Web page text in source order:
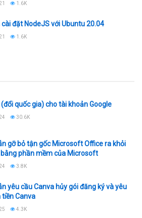
1.6K
cài đặt NodeJS với Ubuntu 20.04
1.6K
quốc gia) cho tài khoản Google
30.6K
gỡ bỏ tận gốc Microsoft Office ra khỏi
phần mềm của Microsoft
3.8K
yêu cầu Canva hủy gói đăng ký và yêu
tiền Canva
4.3K